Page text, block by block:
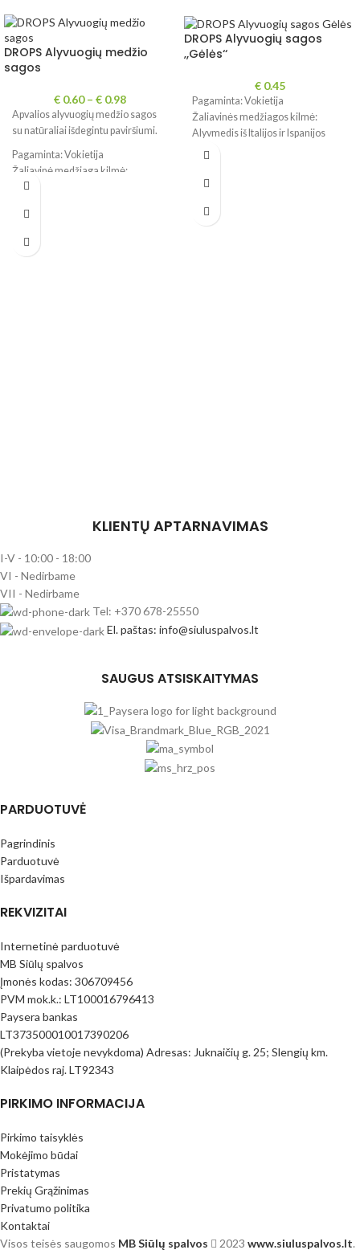
DROPS Alyvuogių medžio
sagos
€ 0.60 – € 0.98
Apvalios alyvuogių medžio sagos
su natūraliai išdegintu paviršiumi.
Pagaminta: Vokietija
Žaliavinė medžiaga kilmė:
Degintas alyvuogių medis iš Italijos
DROPS Alyvuogių sagos
‚,Gėlės‘‘
€ 0.45
Pagaminta: Vokietija
Žaliavinės medžiagos kilmė:
Alyvmedis iš Italijos ir Ispanijos
KLIENTŲ APTARNAVIMAS
I-V - 10:00 - 18:00
VI - Nedirbame
VII - Nedirbame
Tel: +370 678-25550
El. paštas: info@siuluspalvos.lt
SAUGUS ATSISKAITYMAS
PARDUOTUVĖ
Pagrindinis
Parduotuvė
Išpardavimas
REKVIZITAI
Internetinė parduotuvė
MB Siūlų spalvos
Įmonės kodas: 306709456
PVM mok.k.: LT100016796413
Paysera bankas
LT373500010017390206
(Prekyba vietoje nevykdoma) Adresas: Juknaičių g. 25; Slengių km.
Klaipėdos raj. LT92343
PIRKIMO INFORMACIJA
Pirkimo taisyklės
Mokėjimo būdai
Pristatymas
Prekių Grąžinimas
Privatumo politika
Kontaktai
Visos teisės saugomos MB Siūlų spalvos 2023 www.siuluspalvos.lt.